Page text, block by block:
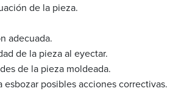
de la pieza.
adecuada.
de la pieza al eyectar.
de la pieza moldeada.
posibles acciones correctivas.